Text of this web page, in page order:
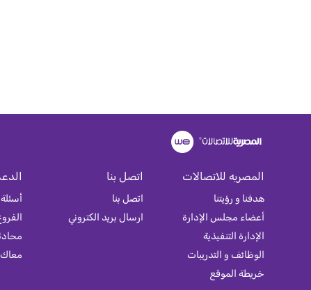
المصريه للاتصالات
هدفنا و رؤيتنا
أعضاء مجلس الإدارة
الإدارة التنفيذية
الوظائف و التدريبات
خريطة الموقع
اتصل بنا
اتصل بنا
ارسال بريد الكتروني
معاك